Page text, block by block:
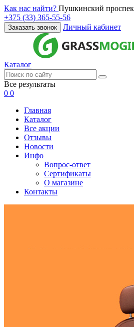
Как нас найти? Пушкинский
+375 (33) 365-55-56
Заказать звонок Личный кабинет
Каталог
Все результаты
0 0
Главная
Каталог
Все акции
Отзывы
Новости
Инфо
Вопрос-ответ
Сертификаты
О магазине
Контакты